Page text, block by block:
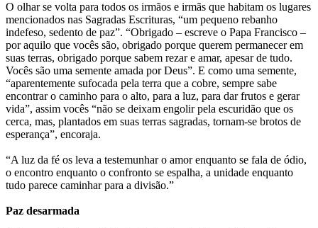
O olhar se volta para todos os irmãos e irmãs que habitam os lugares
mencionados nas Sagradas Escrituras, “um pequeno rebanho
indefeso, sedento de paz”. “Obrigado – escreve o Papa Francisco –
por aquilo que vocês são, obrigado porque querem permanecer em
suas terras, obrigado porque sabem rezar e amar, apesar de tudo.
Vocês são uma semente amada por Deus”. E como uma semente,
“aparentemente sufocada pela terra que a cobre, sempre sabe
encontrar o caminho para o alto, para a luz, para dar frutos e gerar
vida”, assim vocês “não se deixam engolir pela escuridão que os
cerca, mas, plantados em suas terras sagradas, tornam-se brotos de
esperança”, encoraja.
“A luz da fé os leva a testemunhar o amor enquanto se fala de ódio,
o encontro enquanto o confronto se espalha, a unidade enquanto
tudo parece caminhar para a divisão.”
Paz desarmada